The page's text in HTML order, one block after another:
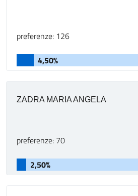
preferenze: 126
4,50%
ZADRA MARIA ANGELA
preferenze: 70
2,50%